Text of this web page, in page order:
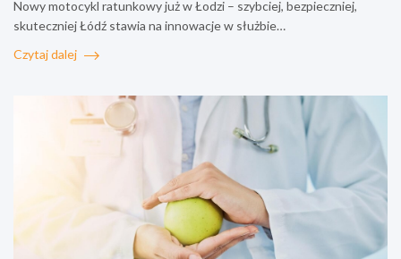
Nowy motocykl ratunkowy już w Łodzi – szybciej, bezpieczniej,
skuteczniej Łódź stawia na innowacje w służbie…
Czytaj dalej